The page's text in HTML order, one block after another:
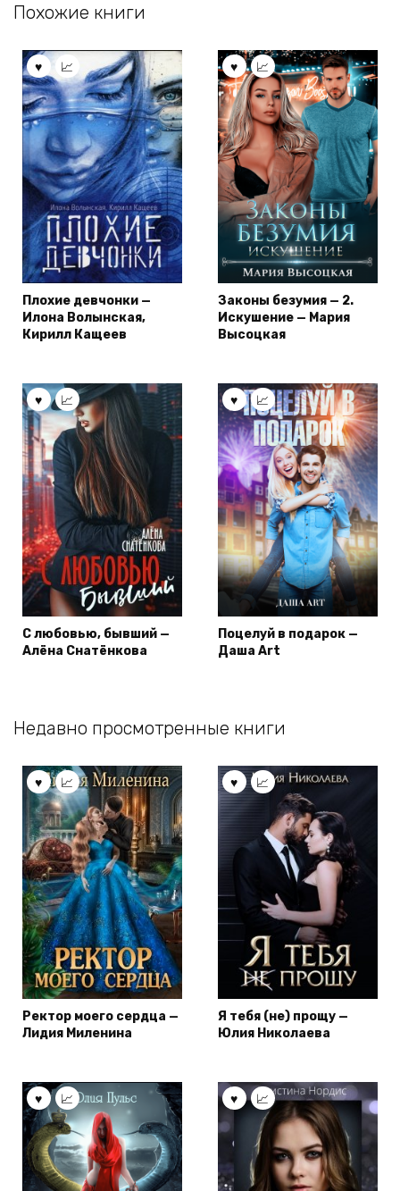
Похожие книги
Плохие девчонки —
Илона Волынская,
Кирилл Кащеев
Законы безумия — 2.
Искушение — Мария
Высоцкая
С любовью, бывший —
Алёна Снатёнкова
Поцелуй в подарок —
Даша Art
Недавно просмотренные книги
Ректор моего сердца —
Лидия Миленина
Я тебя (не) прощу —
Юлия Николаева